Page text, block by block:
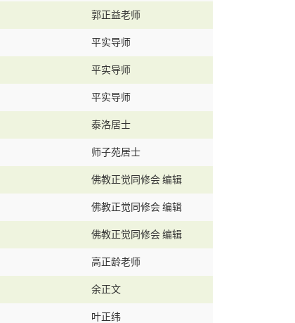
郭正益老师
平实导师
平实导师
平实导师
泰洛居士
师子苑居士
佛教正觉同修会 编辑
佛教正觉同修会 编辑
佛教正觉同修会 编辑
高正龄老师
余正文
叶正纬